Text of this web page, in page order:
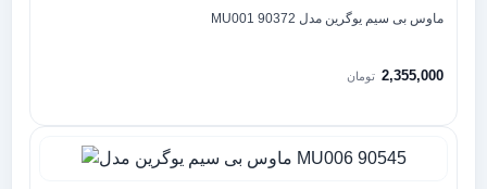
ماوس بی سیم یوگرین مدل MU001 90372
2,355,000 تومان